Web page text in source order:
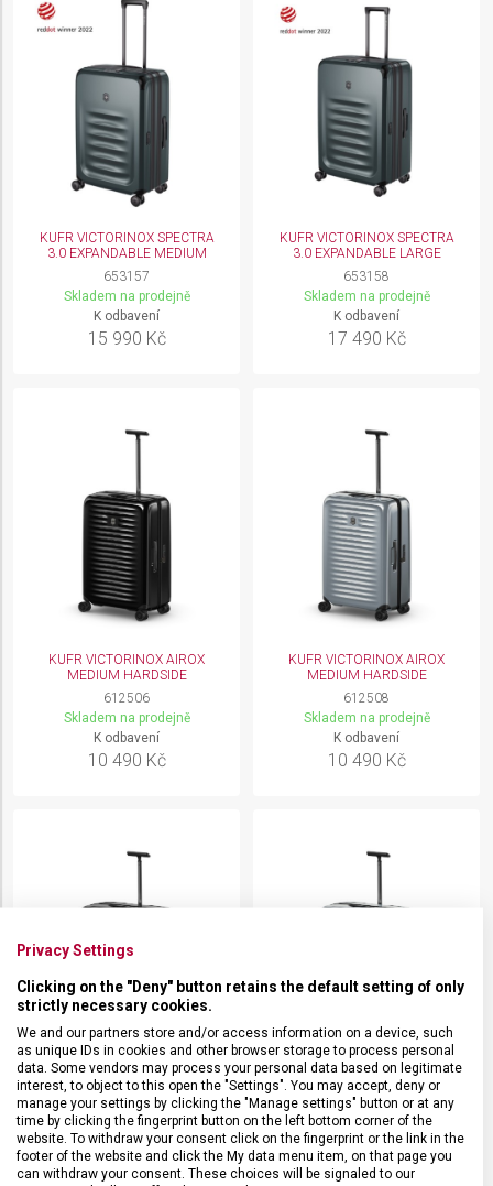
KUFR VICTORINOX SPECTRA
3.0 EXPANDABLE MEDIUM
653157
Skladem na prodejně
K odbavení
15 990 Kč
KUFR VICTORINOX SPECTRA
3.0 EXPANDABLE LARGE
653158
Skladem na prodejně
K odbavení
17 490 Kč
KUFR VICTORINOX AIROX
MEDIUM HARDSIDE
612506
Skladem na prodejně
K odbavení
10 490 Kč
KUFR VICTORINOX AIROX
MEDIUM HARDSIDE
612508
Skladem na prodejně
K odbavení
10 490 Kč
KUFR VICTORINOX AIROX
LARGE HARDSIDE
612509
Skladem na prodejně
K odbavení
KUFR VICTORINOX AIROX
LARGE HARDSIDE
612511
Skladem na prodejně
K odbavení
Privacy Settings
Clicking on the "Deny" button retains the default setting of only
strictly necessary cookies.
We and our partners store and/or access information on a device, such
as unique IDs in cookies and other browser storage to process personal
data. Some vendors may process your personal data based on legitimate
interest, to object to this open the "Settings". You may accept, deny or
manage your settings by clicking the "Manage settings" button or at any
time by clicking the fingerprint button on the left bottom corner of the
website. To withdraw your consent click on the fingerprint or the link in the
footer of the website and click the My data menu item, on that page you
can withdraw your consent. These choices will be signaled to our